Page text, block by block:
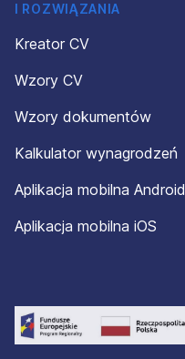
I ROZWIĄZANIA
Kreator CV
Wzory CV
Wzory dokumentów
Kalkulator wynagrodzeń
Aplikacja mobilna Android
Aplikacja mobilna iOS